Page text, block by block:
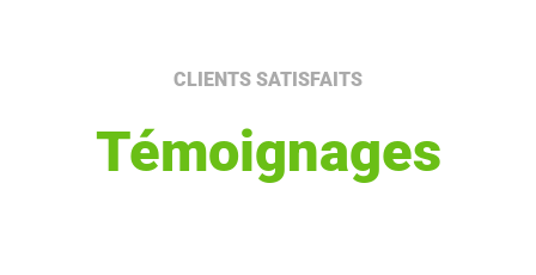
CLIENTS SATISFAITS
Témoignages